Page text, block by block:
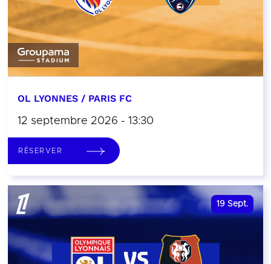
OL LYONNES / PARIS FC
12 septembre 2026 - 13:30
RÉSERVER
19 Sept.